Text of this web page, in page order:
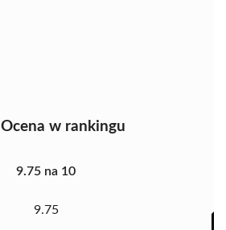
Ocena w rankingu
9.75 na 10
9.75